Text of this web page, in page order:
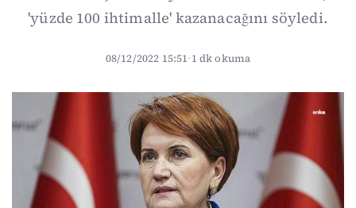
'yüzde 100 ihtimalle' kazanacağını söyledi.
08/12/2022 15:51·1 dk okuma